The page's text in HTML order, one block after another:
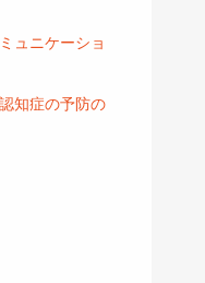
ュニケーショ
知症の予防の